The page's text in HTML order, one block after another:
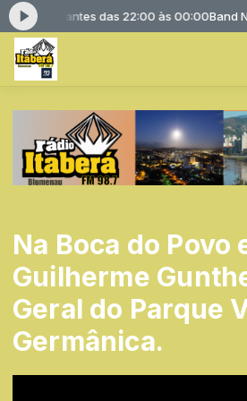
Bandeirantes das 22:00 às 00:00Band
Na Boca do Povo
Guilherme
Geral do Parque
Germânica.